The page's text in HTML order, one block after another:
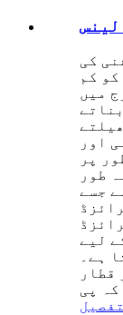
لینس
کی
کم
میں
اور
پر
طور
جسے
لیے
ہے۔
قطار